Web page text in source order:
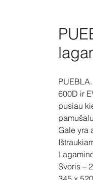
PUEBLA.
600D ir
pusiau
Gale yra
Svoris –